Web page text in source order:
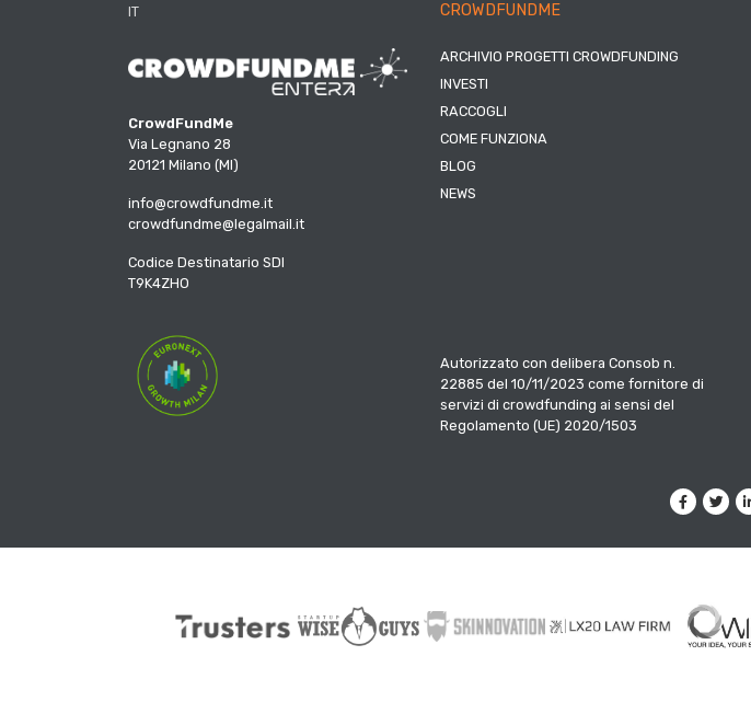
IT
CrowdFundMe
Via Legnano 28
20121 Milano (MI)
info@crowdfundme.it
crowdfundme@legalmail.it
Codice Destinatario SDI
T9K4ZHO
CROWDFUNDME
ARCHIVIO PROGETTI CROWDFUNDING
INVESTI
RACCOGLI
COME FUNZIONA
BLOG
NEWS
Autorizzato con delibera Consob n.
22885 del 10/11/2023 come fornitore di
servizi di crowdfunding ai sensi del
Regolamento (UE) 2020/1503